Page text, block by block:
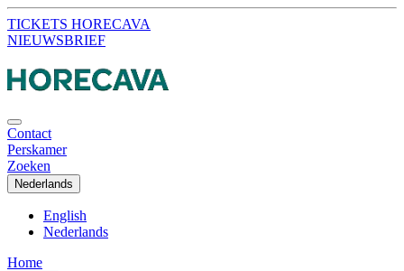
TICKETS HORECAVA
NIEUWSBRIEF
Contact
Perskamer
Zoeken
Nederlands
English
Nederlands
Home